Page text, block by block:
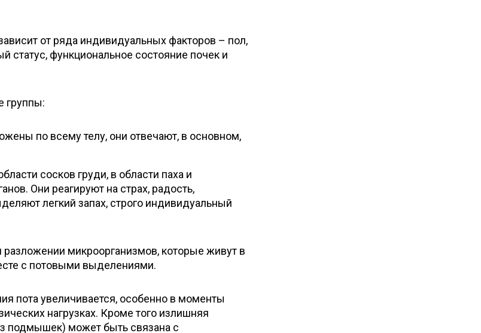
от ряда индивидуальных факторов – пол,
статус, функциональное состояние почек и
группы:
по всему телу, они отвечают, в основном,
сосков груди, в области паха и
Они реагируют на страх, радость,
легкий запах, строго индивидуальный
микроорганизмов, которые живут в
с потовыми выделениями.
пота увеличивается, особенно в моменты
нагрузках. Кроме того излишняя
подмышек) может быть связана с